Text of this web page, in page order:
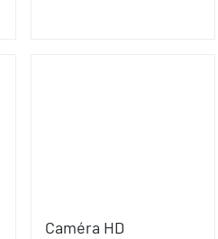
Caméra HD